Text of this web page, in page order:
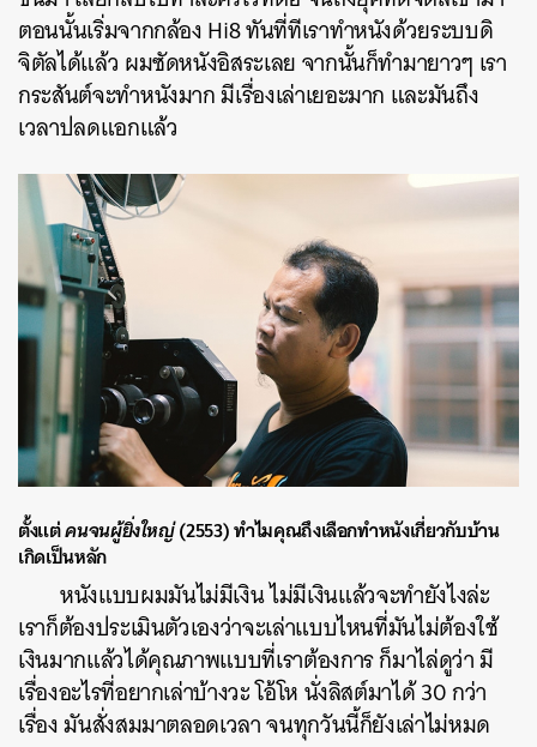
ตอนนั้นเริ่มจากกล้อง Hi8 ทันที่ทีเราทำหนังด้วยระบบดิ
จิตัลได้แล้ว ผมซัดหนังอิสระเลย จากนั้นก็ทำมายาวๆ เรา
กระสันต์จะทำหนังมาก มีเรื่องเล่าเยอะมาก และมันถึง
เวลาปลดแอกแล้ว
ตั้งแต่คนจนผู้ยิ่งใหญ่(2553)ทำไมคุณถึงเลือกทำหนังเกี่ยวกับบ้าน
เกิดเป็นหลัก
หนังแบบผมมันไม่มีเงิน ไม่มีเงินแล้วจะทำยังไงล่ะ
เราก็ต้องประเมินตัวเองว่าจะเล่าแบบไหนที่มันไม่ต้องใช้
เงินมากแล้วได้คุณภาพแบบที่เราต้องการ ก็มาไล่ดูว่า มี
เรื่องอะไรที่อยากเล่าบ้างวะ โอ้โห นั่งลิสต์มาได้ 30 กว่า
เรื่อง มันสั่งสมมาตลอดเวลา จนทุกวันนี้ก็ยังเล่าไม่หมด